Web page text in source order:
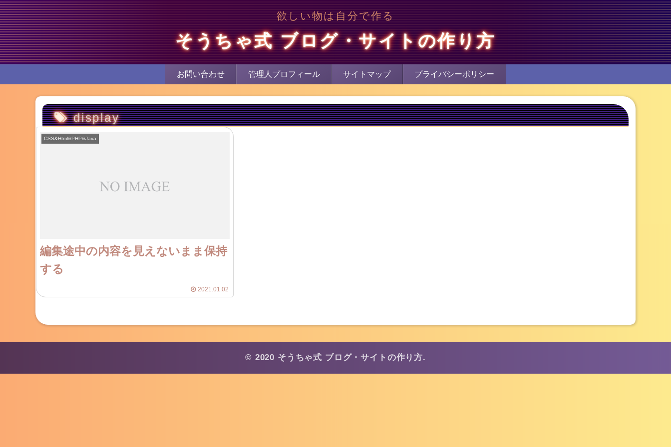
欲しい物は自分で作る
そうちゃ式 ブログ・サイトの作り方
お問い合わせ 管理人プロフィール サイトマップ プライバシーポリシー
display
CSS&Html&PHP&Java
編集途中の内容を見えないまま保持
する
2021.01.02
© 2020 そうちゃ式 ブログ・サイトの作り方.